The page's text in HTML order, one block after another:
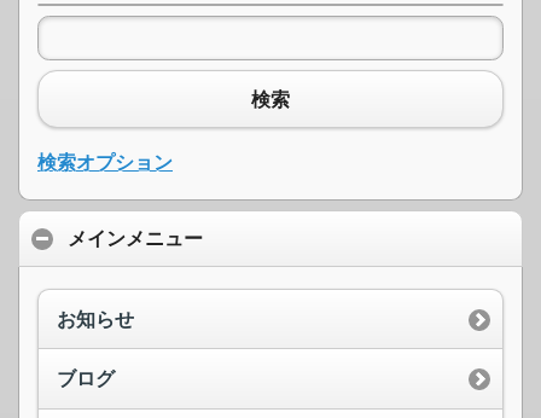
検索
検索オプション
メインメニュー
お知らせ
ブログ